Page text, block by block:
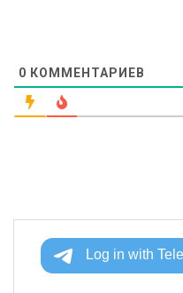
0 КОММЕНТАРИЕВ